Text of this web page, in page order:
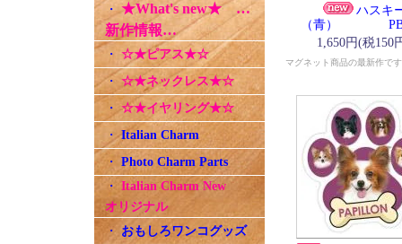
・★What's new★ …
新作情報…
・ ☆★ピアス★☆
・ ☆★ネックレス★☆
・☆★イヤリング★☆
・Italian Charm
・Photo Charm Parts
・ Italian Charm New
オリジナル
・ おもしろワンコグッズ
ハスキ
（青） PB-
1,650円(税150
マグネット商品の最新作です